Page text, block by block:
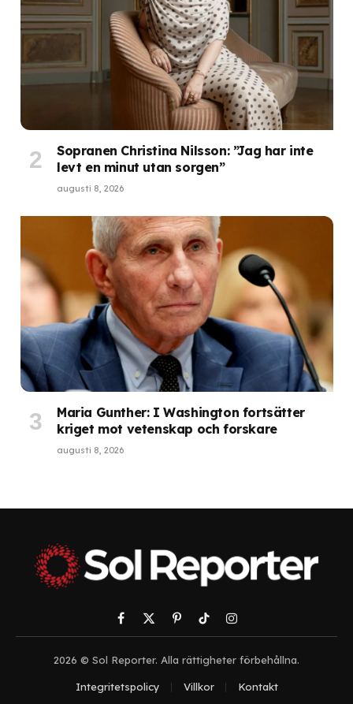
Sopranen Christina Nilsson: ”Jag har inte
levt en minut utan sorgen”
augusti 8, 2026
Maria Gunther: I Washington fortsätter
kriget mot vetenskap och forskare
augusti 8, 2026
Facebook
X
(Twitter)
PinterestTikTokInstagram
2026 © Sol Reporter. Alla rättigheter förbehållna.
Integritetspolicy Villkor Kontakt